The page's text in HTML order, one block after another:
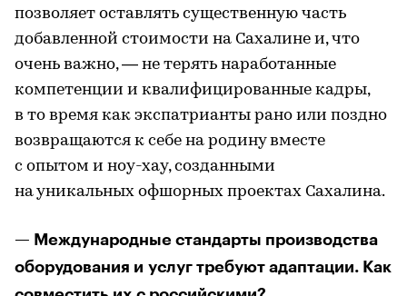
позволяет оставлять существенную часть
добавленной стоимости на Сахалине и, что
очень важно, — не терять наработанные
компетенции и квалифицированные кадры,
в то время как экспатрианты рано или поздно
возвращаются к себе на родину вместе
с опытом и ноу-хау, созданными
на уникальных офшорных проектах Сахалина.
— Международные стандарты производства
оборудования и услуг требуют адаптации. Как